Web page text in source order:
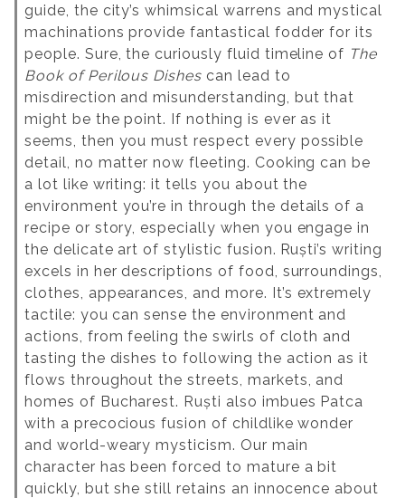
guide, the city’s whimsical warrens and mystical
machinations provide fantastical fodder for its
people. Sure, the curiously fluid timeline of The
Book of Perilous Dishes can lead to
misdirection and misunderstanding, but that
might be the point. If nothing is ever as it
seems, then you must respect every possible
detail, no matter now fleeting. Cooking can be
a lot like writing: it tells you about the
environment you’re in through the details of a
recipe or story, especially when you engage in
the delicate art of stylistic fusion. Ruști’s writing
excels in her descriptions of food, surroundings,
clothes, appearances, and more. It’s extremely
tactile: you can sense the environment and
actions, from feeling the swirls of cloth and
tasting the dishes to following the action as it
flows throughout the streets, markets, and
homes of Bucharest. Ruști also imbues Patca
with a precocious fusion of childlike wonder
and world-weary mysticism. Our main
character has been forced to mature a bit
quickly, but she still retains an innocence about